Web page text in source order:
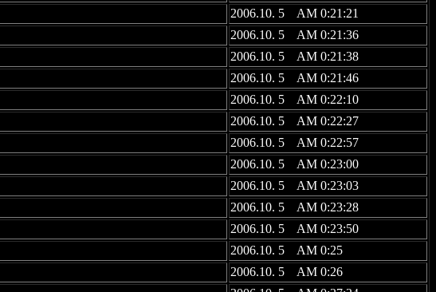
2006.10. 5 AM 0:21:21
2006.10. 5 AM 0:21:36
2006.10. 5 AM 0:21:38
2006.10. 5 AM 0:21:46
2006.10. 5 AM 0:22:10
2006.10. 5 AM 0:22:27
2006.10. 5 AM 0:22:57
2006.10. 5 AM 0:23:00
2006.10. 5 AM 0:23:03
2006.10. 5 AM 0:23:28
2006.10. 5 AM 0:23:50
2006.10. 5 AM 0:25
2006.10. 5 AM 0:26